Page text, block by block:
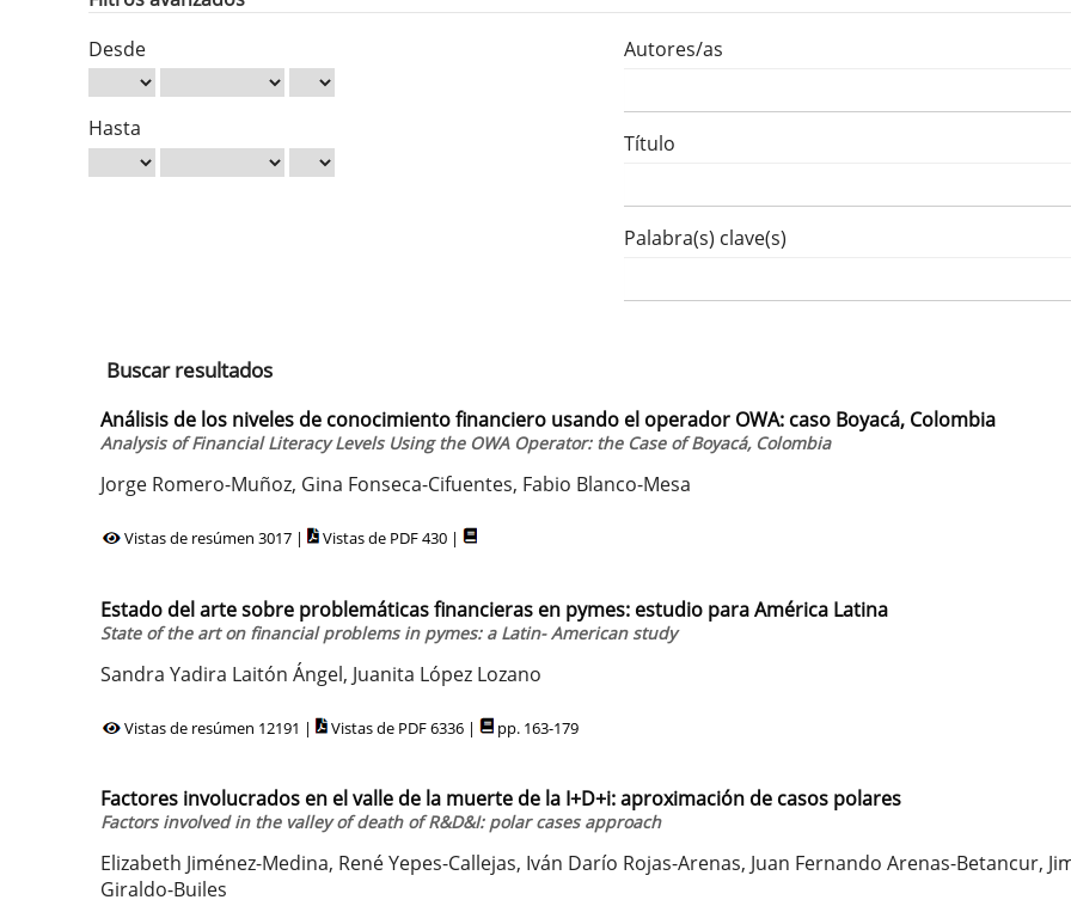
Desde
Hasta
Autores/as
Título
Palabra(s) clave(s)
Buscar resultados
Análisis de los niveles de conocimiento financiero usando el operador OWA: caso Boyacá, Colombia
Analysis of Financial Literacy Levels Using the OWA Operator: the Case of Boyacá, Colombia
Jorge Romero-Muñoz, Gina Fonseca-Cifuentes, Fabio Blanco-Mesa
Vistas de resúmen 3017 | Vistas de PDF 430 |
Estado del arte sobre problemáticas financieras en pymes: estudio para América Latina
State of the art on financial problems in pymes: a Latin- American study
Sandra Yadira Laitón Ángel, Juanita López Lozano
Vistas de resúmen 12191 | Vistas de PDF 6336 | pp. 163-179
Factores involucrados en el valle de la muerte de la I+D+i: aproximación de casos polares
Factors involved in the valley of death of R&D&I: polar cases approach
Elizabeth Jiménez-Medina, René Yepes-Callejas, Iván Darío Rojas-Arenas, Juan Fernando Arenas-Betancur,
Giraldo-Builes